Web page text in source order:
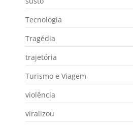
Tecnologia
Tragédia
trajetória
Turismo e Viagem
violência
viralizou